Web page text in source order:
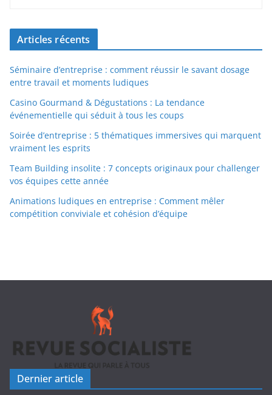
Articles récents
Séminaire d’entreprise : comment réussir le savant dosage
entre travail et moments ludiques
Casino Gourmand & Dégustations : La tendance
événementielle qui séduit à tous les coups
Soirée d’entreprise : 5 thématiques immersives qui marquent
vraiment les esprits
Team Building insolite : 7 concepts originaux pour challenger
vos équipes cette année
Animations ludiques en entreprise : Comment mêler
compétition conviviale et cohésion d’équipe
Dernier article